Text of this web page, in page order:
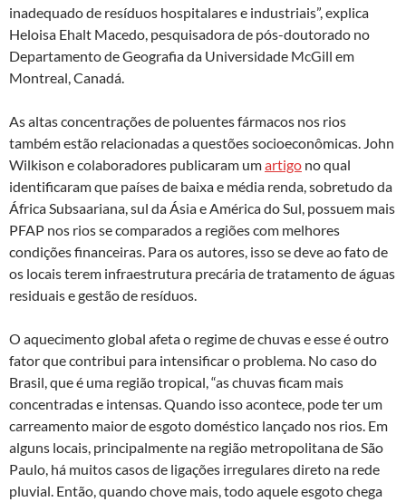
inadequado de resíduos hospitalares e industriais”, explica
Heloisa Ehalt Macedo, pesquisadora de pós-doutorado no
Departamento de Geografia da Universidade McGill em
Montreal, Canadá.
As altas concentrações de poluentes fármacos nos rios
também estão relacionadas a questões socioeconômicas. John
Wilkison e colaboradores publicaram umartigo no qual
identificaram que países de baixa e média renda, sobretudo da
África Subsaariana, sul da Ásia e América do Sul, possuem mais
PFAP nos rios se comparados a regiões com melhores
condições financeiras. Para os autores, isso se deve ao fato de
os locais terem infraestrutura precária de tratamento de águas
residuais e gestão de resíduos.
O aquecimento global afeta o regime de chuvas e esse é outro
fator que contribui para intensificar o problema. No caso do
Brasil, que é uma região tropical, “as chuvas ficam mais
concentradas e intensas. Quando isso acontece, pode ter um
carreamento maior de esgoto doméstico lançado nos rios. Em
alguns locais, principalmente na região metropolitana de São
Paulo, há muitos casos de ligações irregulares direto na rede
pluvial. Então, quando chove mais, todo aquele esgoto chega